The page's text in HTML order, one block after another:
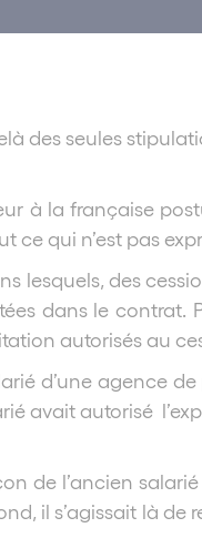
des seules
à la française
qui n’est pas
lesquels, des
dans le
autorisés au
d’une agence
avait autorisé
de l’ancien
il s’agissait là